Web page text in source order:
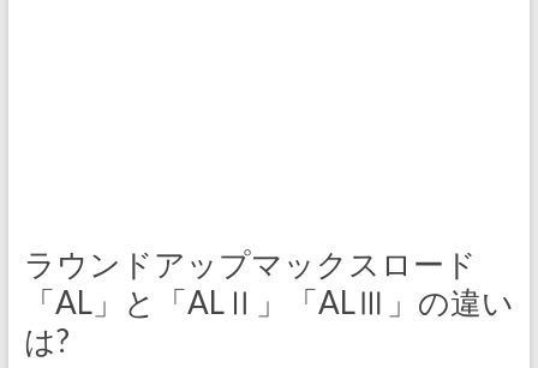
ラウンドアップマックスロード
「AL」と「ALⅡ」「ALⅢ」の違い
は?